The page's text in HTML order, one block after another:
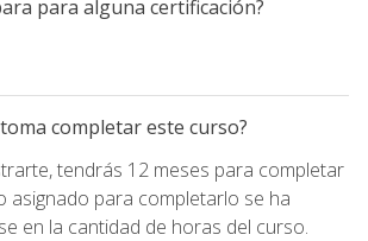
para alguna certificación?
completar este curso?
tendrás 12 meses para completar
asignado para completarlo se ha
en la cantidad de horas del curso.